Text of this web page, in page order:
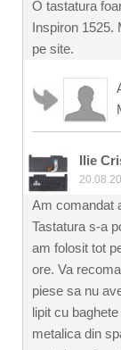
O tastatura
Inspiron 1525.
pe site.
Ilie
Am comandat
Tastatura s-a
am folosit tot
ore. Va
piese sa nu
lipit cu
metalica din